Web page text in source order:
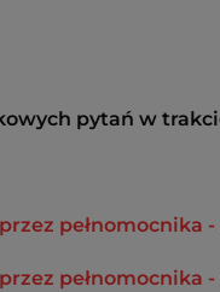
pytań w
pełnomocnika
pełnomocnika